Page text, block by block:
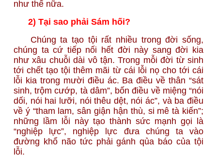
như thế nữa.
2) Tại sao phải Sám hối?
Chúng ta tạo tội rất nhiều trong đời sống,
chúng ta cứ tiếp nối hết đời này sang đời kia
như xâu chuỗi dài vô tận. Trong mỗi đời từ sinh
tới chết tạo tội thêm mãi từ cái lỗi nọ cho tới cái
lỗi kia trong mười điều ác. Ba điều về thân “sát
sinh, trộm cướp, tà dâm”, bốn điều về miệng “nói
dối, nói hai lưỡi, nói thêu dệt, nói ác”, và ba điều
về ý “tham lam, sân giận hận thù, si mê tà kiến”;
những lầm lỗi này tạo thành sức mạnh gọi là
“nghiệp lực”, nghiệp lực đưa chúng ta vào
đường khổ não tức phải gánh qủa báo của tội
lỗi.